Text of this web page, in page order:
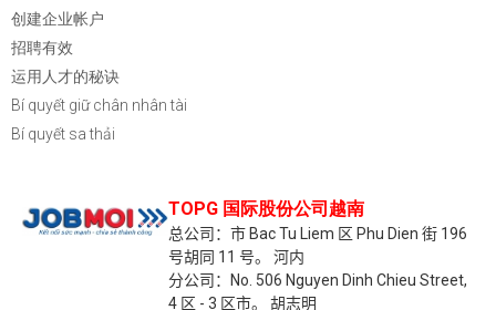
创建企业帐户
招聘有效
运用人才的秘诀
Bí quyết giữ chân nhân tài
Bí quyết sa thải
TOPG 国际股份公司越南
总公司：市 Bac Tu Liem 区 Phu Dien 街 196
号胡同 11 号。
河内
分公司：No. 506 Nguyen Dinh Chieu Street,
4 区 - 3 区市。
胡志明